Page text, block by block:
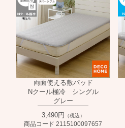
両面使える敷パッド
Nクール極冷 シングル
グレー
3,490円
（税込）
商品コード 2115100097657